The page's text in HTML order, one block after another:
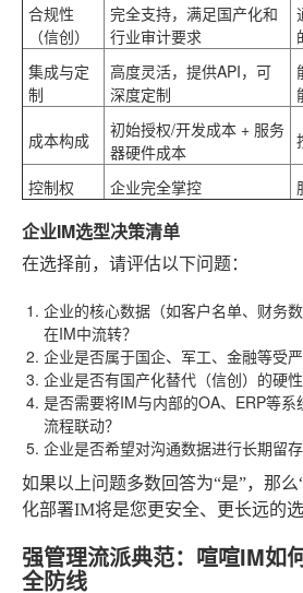
合规性
（信创）
完全支持，满足国产化和
行业审计要求
集成与定
制
高度灵活，提供API，可
深度定制
成本构成
初始授权/开发成本 + 服务
器硬件成本
控制权 企业完全掌控
企业IM选型决策清单
在选择前，请评估以下问题：
企业的核心数据（如客户名单、财务
在IM中流转？
企业是否属于国企、军工、金融等受
企业是否有国产化替代（信创）的硬性
是否需要将IM与内部的OA、ERP等
流程联动？
企业是否希望对沟通数据进行长期留
如果以上问题多数回答为“是”，那
化部署IM将是您更安全、更长远的选
强管理流派典范：喧喧IM如
全防线